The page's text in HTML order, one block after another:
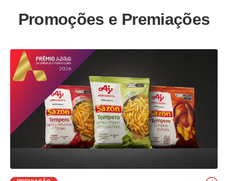
Promoções e Premiações